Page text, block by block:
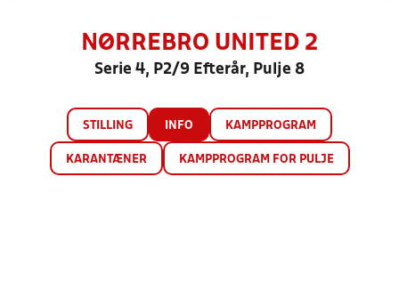
NØRREBRO UNITED 2
Serie 4, P2/9 Efterår, Pulje 8
STILLING INFO KAMPPROGRAM
KARANTÆNER KAMPPROGRAM FOR PULJE